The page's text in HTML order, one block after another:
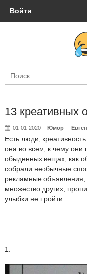
Войти
13 креативных
01-01-2020 Юмор
Есть люди,
она во всем, к чему они
обыденных вещах, как
собрали необычные
рекламные
множество других,
улыбки не пройти.
1.